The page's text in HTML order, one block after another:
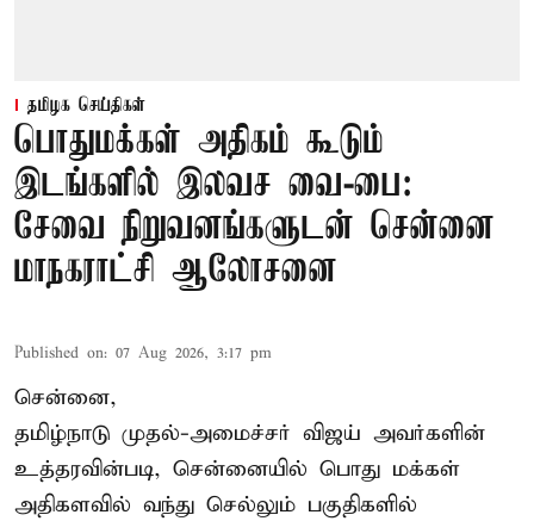
தமிழக செய்திகள்
பொதுமக்கள் அதிகம் கூடும்
இடங்களில் இலவச வை-பை:
சேவை நிறுவனங்களுடன் சென்னை
மாநகராட்சி ஆலோசனை
Published on: 07 Aug 2026, 3:17 pm
சென்னை,
தமிழ்நாடு முதல்-அமைச்சர் விஜய் அவர்களின்
உத்தரவின்படி, சென்னையில் பொது மக்கள்
அதிகளவில் வந்து செல்லும் பகுதிகளில்